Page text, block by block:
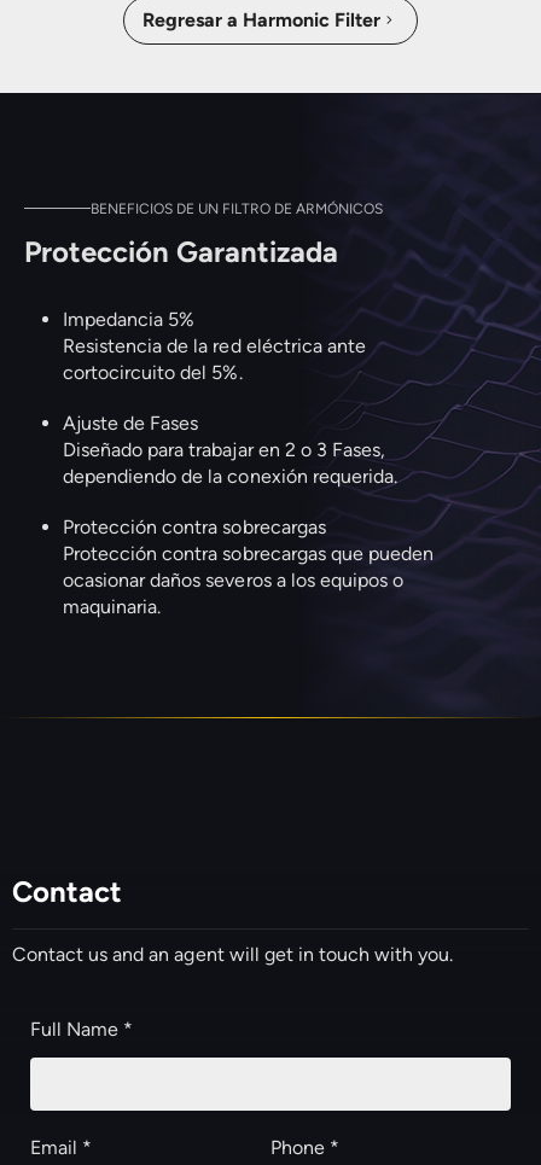
Regresar a Harmonic Filter
BENEFICIOS DE UN FILTRO DE ARMÓNICOS
Protección Garantizada
Impedancia 5%
Resistencia de la red eléctrica ante
cortocircuito del 5%.
Ajuste de Fases
Diseñado para trabajar en 2 o 3 Fases,
dependiendo de la conexión requerida.
Protección contra sobrecargas
Protección contra sobrecargas que pueden
ocasionar daños severos a los equipos o
maquinaria.
Contact
Contact us and an agent will get in touch with you.
Full Name *
Email * Phone *